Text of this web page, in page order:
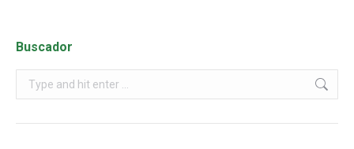
Buscador